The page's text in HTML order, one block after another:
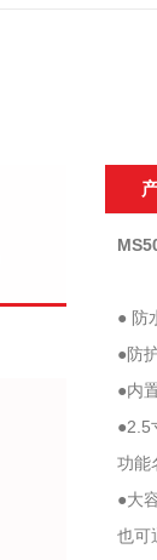
● 防
●防
●内
●2.5
功能
●大
也可